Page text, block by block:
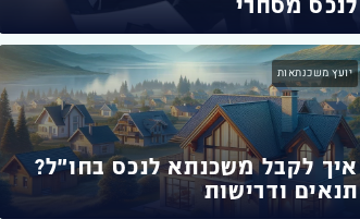
יועץ משכנתאות
איך לקבל משכנתא לנכס בחו"ל?
תנאים ודרישות